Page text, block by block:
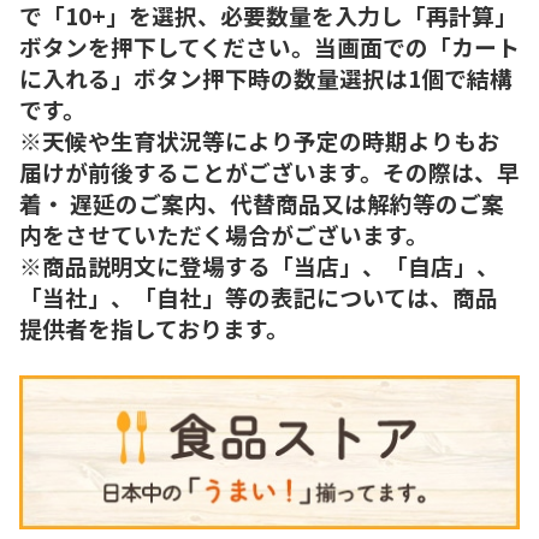
で「10+」を選択、必要数量を入力し「再計算」
ボタンを押下してください。当画面での「カート
に入れる」ボタン押下時の数量選択は1個で結構
です。
※天候や生育状況等により予定の時期よりもお
届けが前後することがございます。その際は、早
着・ 遅延のご案内、代替商品又は解約等のご案
内をさせていただく場合がございます。
※商品説明文に登場する「当店」、「自店」、
「当社」、「自社」等の表記については、商品
提供者を指しております。